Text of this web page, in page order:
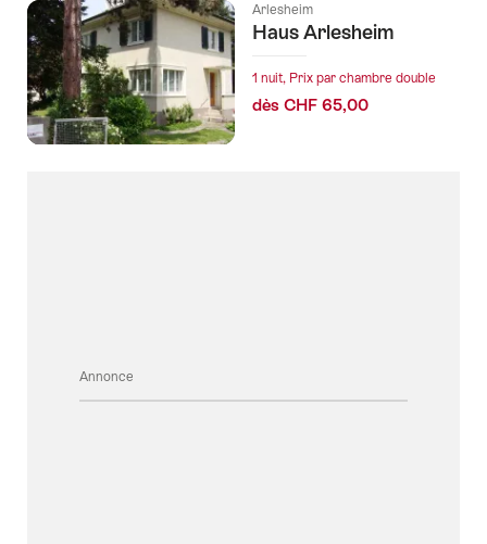
Arlesheim
Haus Arlesheim
1 nuit, Prix par chambre double
dès CHF 65,00
Annonce